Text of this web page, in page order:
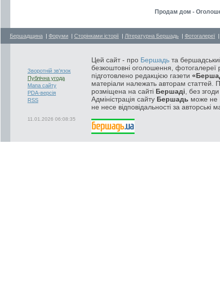
Продам дом -
Бершадщина | Форуми | Сторінками історії | Літературна Бершадь | Фотогалереї
Зворотній зв'язок
Публічна угода
Мапа сайту
PDA-версія
RSS
11.01.2026 06:08:35
Цей сайт - про Бершадь та
безкоштовні оголошення, фотогалереї
підготовлено редакцією газети
матеріали належать авторам статтей.
розміщена на сайті Бершаді , без
Адміністрація сайту Бершадь може не
не несе відповідальності за авторські